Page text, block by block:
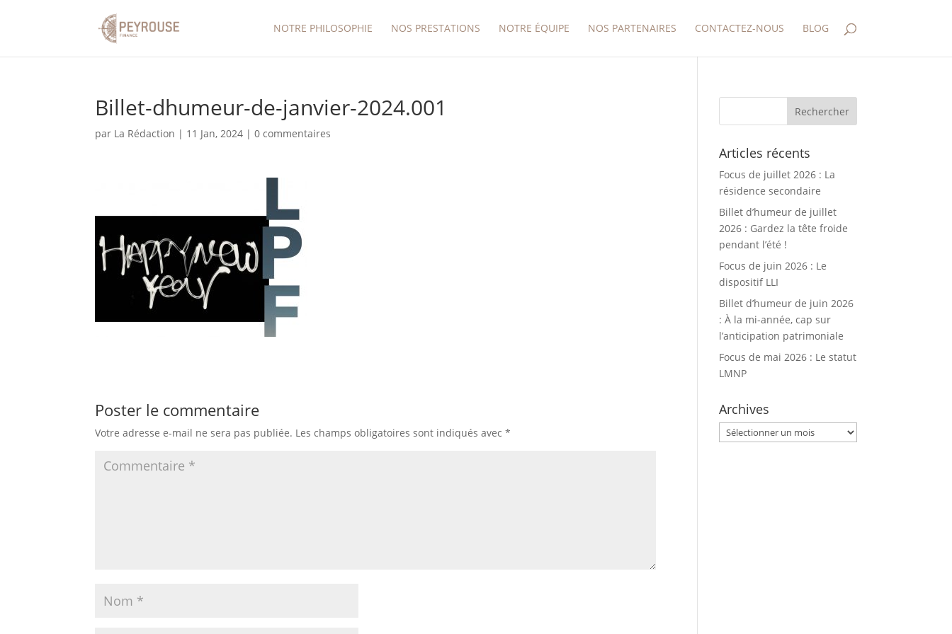
NOTRE PHILOSOPHIE NOS PRESTATIONS NOTRE ÉQUIPE NOS PARTENAIRES CONTACTEZ-NOUS BLOG
Billet-dhumeur-de-janvier-2024.001
par La Rédaction | 11 Jan, 2024 |0 commentaires
Poster le commentaire
Votre adresse e-mail ne sera pas publiée. Les champs obligatoires sont indiqués avec*
Articles récents
Focus de juillet 2026 : La
résidence secondaire
Billet d’humeur de juillet
2026 : Gardez la tête froide
pendant l’été !
Focus de juin 2026 : Le
dispositif LLI
Billet d’humeur de juin 2026
: À la mi-année, cap sur
l’anticipation patrimoniale
Focus de mai 2026 : Le statut
LMNP
Archives
Archives